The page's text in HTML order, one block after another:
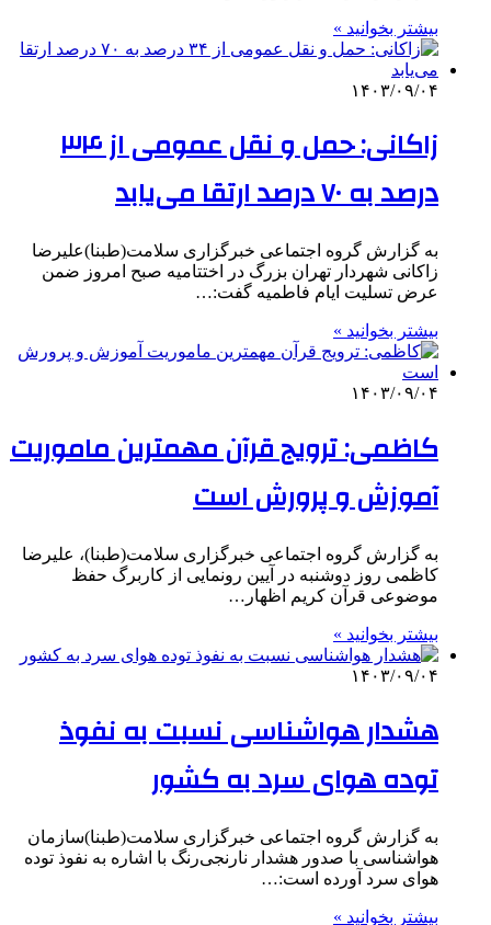
بیشتر بخوانید »
۱۴۰۳/۰۹/۰۴
زاکانی: حمل و نقل عمومی از ۳۴
درصد به ۷۰ درصد ارتقا می‌یابد
به گزارش گروه اجتماعی خبرگزاری سلامت(طبنا)علیرضا
زاکانی شهردار تهران بزرگ در اختتامیه صبح امروز ضمن
عرض تسلیت ایام فاطمیه گفت:…
بیشتر بخوانید »
۱۴۰۳/۰۹/۰۴
کاظمی: ترویج قرآن مهمترین ماموریت
آموزش و پرورش است
به گزارش گروه اجتماعی خبرگزاری سلامت(طبنا)، علیرضا
کاظمی روز دوشنبه در آیین رونمایی از کاربرگ حفظ
موضوعی قرآن کریم اظهار…
بیشتر بخوانید »
۱۴۰۳/۰۹/۰۴
هشدار هواشناسی نسبت به نفوذ
توده هوای سرد به کشور
به گزارش گروه اجتماعی خبرگزاری سلامت(طبنا)سازمان
هواشناسی با صدور هشدار نارنجی‌رنگ با اشاره به نفوذ توده
هوای سرد آورده است:…
بیشتر بخوانید »